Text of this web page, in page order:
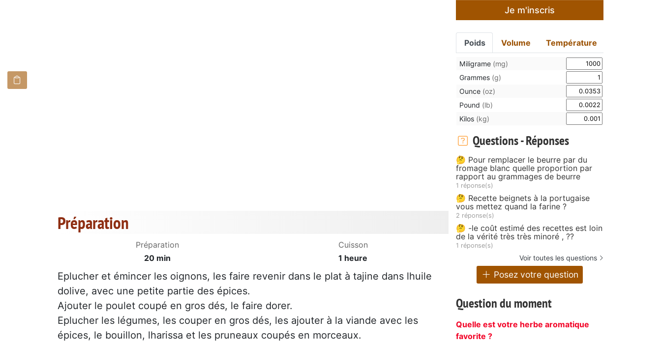
Préparation
Préparation
20 min
Cuisson
1 heure
Eplucher et émincer les oignons, les faire revenir dans le plat à tajine dans lhuile
dolive, avec une petite partie des épices.
Ajouter le poulet coupé en gros dés, le faire dorer.
Eplucher les légumes, les couper en gros dés, les ajouter à la viande avec les
épices, le bouillon, lharissa et les pruneaux coupés en morceaux.
Je m'inscris
Poids Volume Température
Miligrame (mg)
Grammes (g)
Ounce (oz)
Pound (lb)
Kilos (kg)
Questions - Réponses
🤔 Pour remplacer le beurre par du
fromage blanc quelle proportion par
rapport au grammages de beurre
1 réponse(s)
🤔 Recette beignets à la portugaise
vous mettez quand la farine ?
2 réponse(s)
🤔 -le coût estimé des recettes est loin
de la vérité très très minoré , ??
1 réponse(s)
Voir toutes les questions
Posez votre question
Question du moment
Quelle est votre herbe aromatique
favorite ?